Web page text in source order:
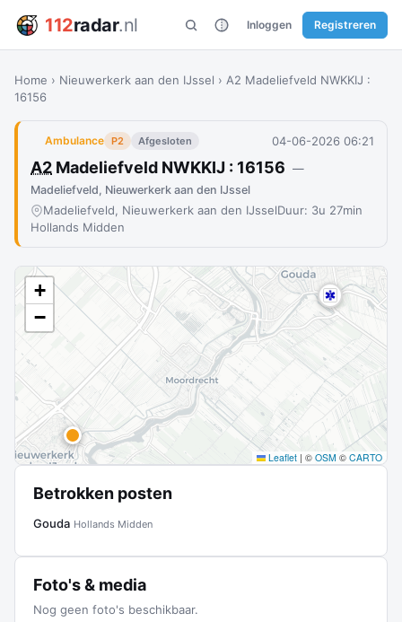
112radar.nl Inloggen Registreren
Home › Nieuwerkerk aan den IJssel › A2 Madeliefveld NWKKIJ :
16156
Ambulance P2 Afgesloten 04-06-2026 06:21
A2 Madeliefveld NWKKIJ : 16156 —
Madeliefveld, Nieuwerkerk aan den IJssel
Madeliefveld, Nieuwerkerk aan den IJsselDuur: 3u 27min
Hollands Midden
+
−
Leaflet | © OSM © CARTO
Betrokken posten
Gouda Hollands Midden
Foto's & media
Nog geen foto's beschikbaar.